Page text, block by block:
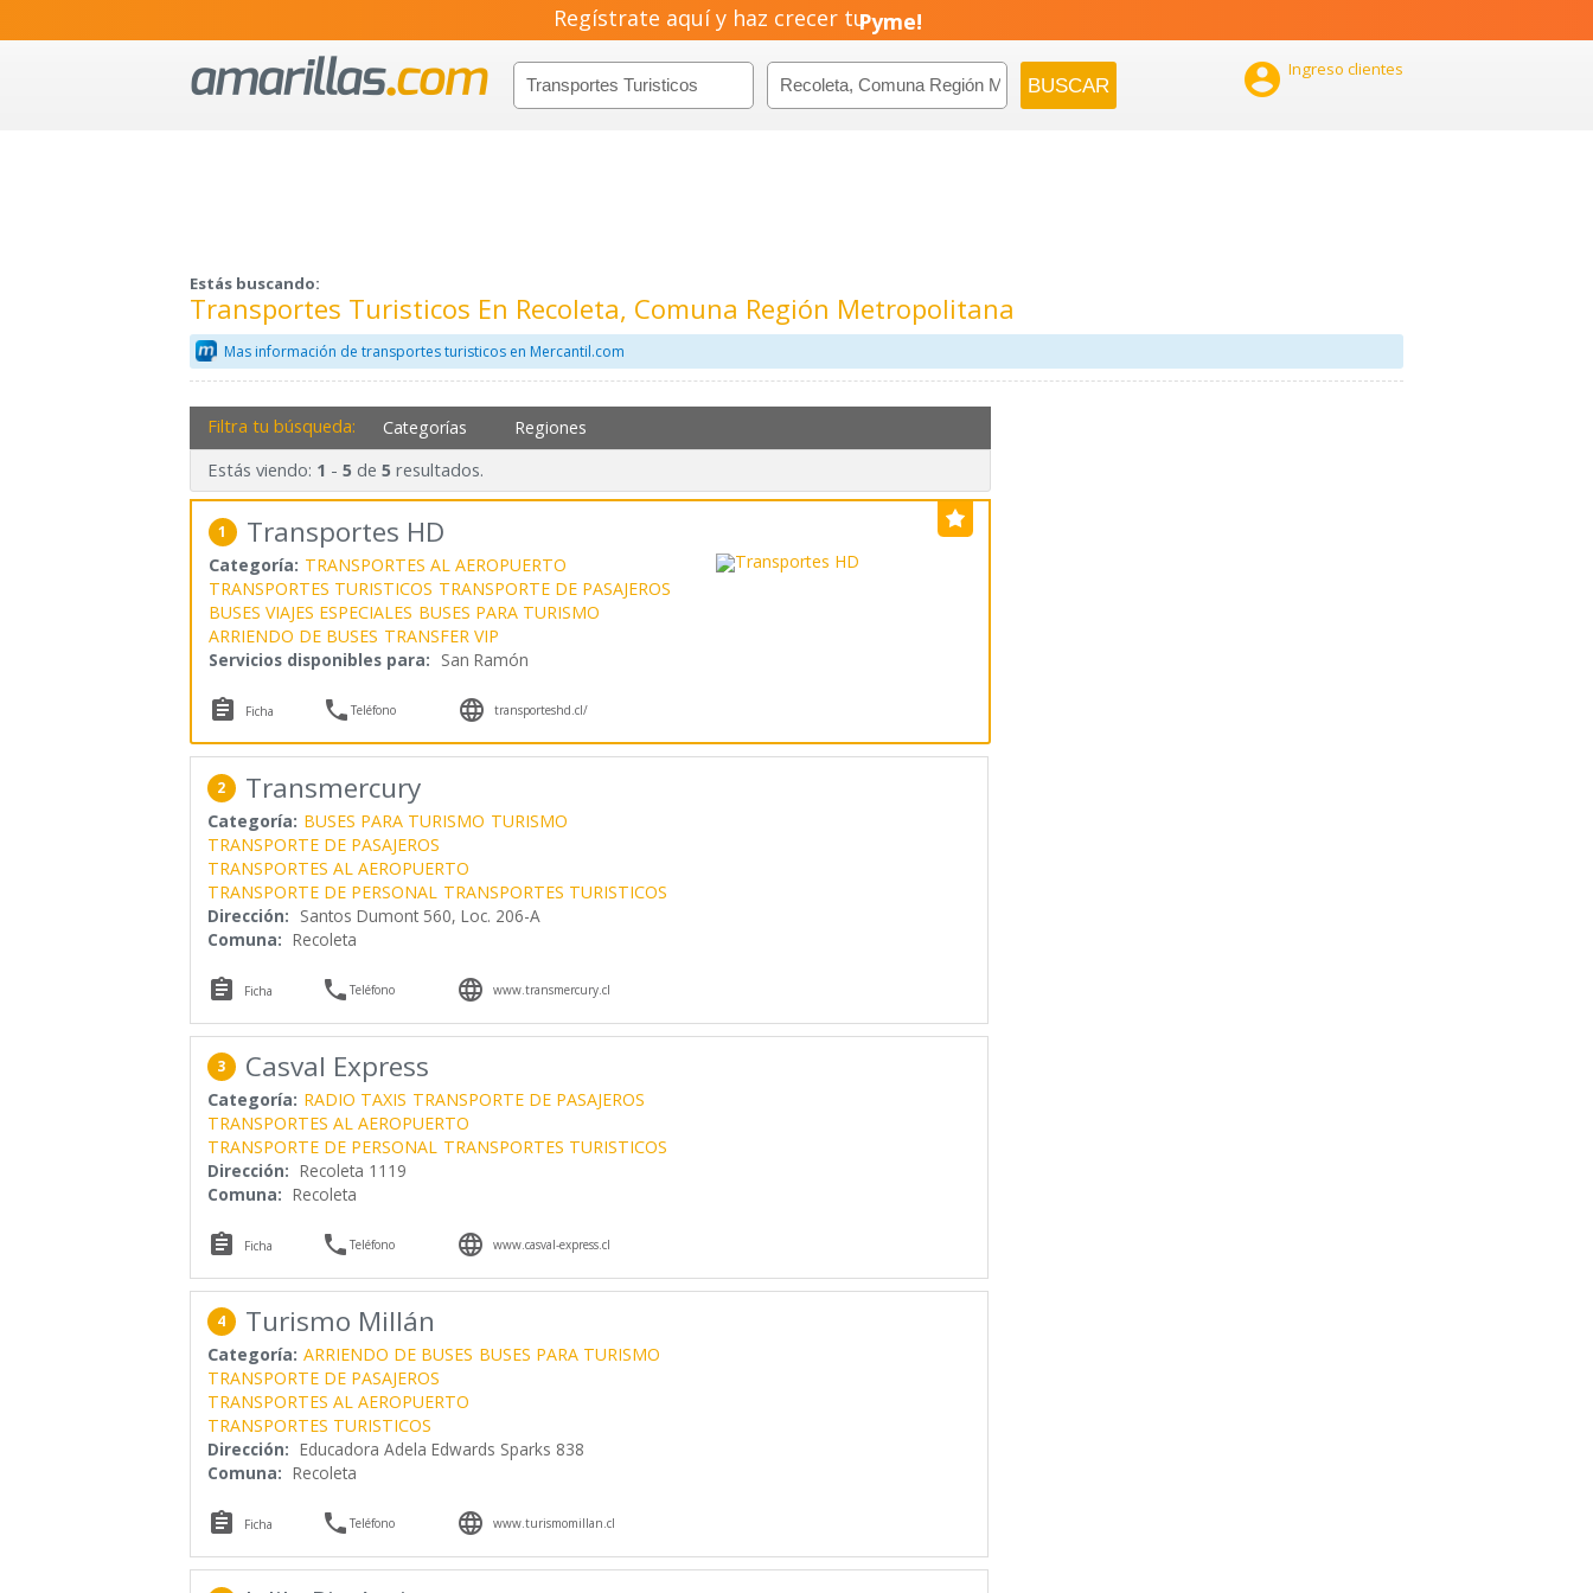
Regístrate aquí y haz crecer tuNegocio!
Pyme!
Emprendimiento!
 Ingreso clientes
Estás buscando:
Transportes Turisticos En Recoleta, Comuna Región Metropolitana
Mas información de transportes turisticos en Mercantil.com
Filtra tu búsqueda: Categorías Regiones
Estás viendo: 1 - 5 de 5 resultados.
1 Transportes HD
Categoría: TRANSPORTES AL AEROPUERTO
TRANSPORTES TURISTICOS TRANSPORTE DE PASAJEROS
BUSES VIAJES ESPECIALES BUSES PARA TURISMO
ARRIENDO DE BUSES TRANSFER VIP
Servicios disponibles para: San Ramón
 Ficha Teléfono  transporteshd.cl/
2 Transmercury
Categoría: BUSES PARA TURISMO TURISMO
TRANSPORTE DE PASAJEROS
TRANSPORTES AL AEROPUERTO
TRANSPORTE DE PERSONAL TRANSPORTES TURISTICOS
Dirección: Santos Dumont 560, Loc. 206-A
Comuna: Recoleta
 Ficha Teléfono  www.transmercury.cl
3 Casval Express
Categoría: RADIO TAXIS TRANSPORTE DE PASAJEROS
TRANSPORTES AL AEROPUERTO
TRANSPORTE DE PERSONAL TRANSPORTES TURISTICOS
Dirección: Recoleta 1119
Comuna: Recoleta
 Ficha Teléfono  www.casval-express.cl
4 Turismo Millán
Categoría: ARRIENDO DE BUSES BUSES PARA TURISMO
TRANSPORTE DE PASAJEROS
TRANSPORTES AL AEROPUERTO
TRANSPORTES TURISTICOS
Dirección: Educadora Adela Edwards Sparks 838
Comuna: Recoleta
 Ficha Teléfono  www.turismomillan.cl